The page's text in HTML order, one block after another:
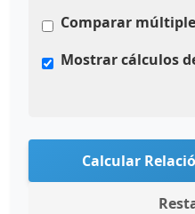
Comparar
Mostrar cálculos
Calcular